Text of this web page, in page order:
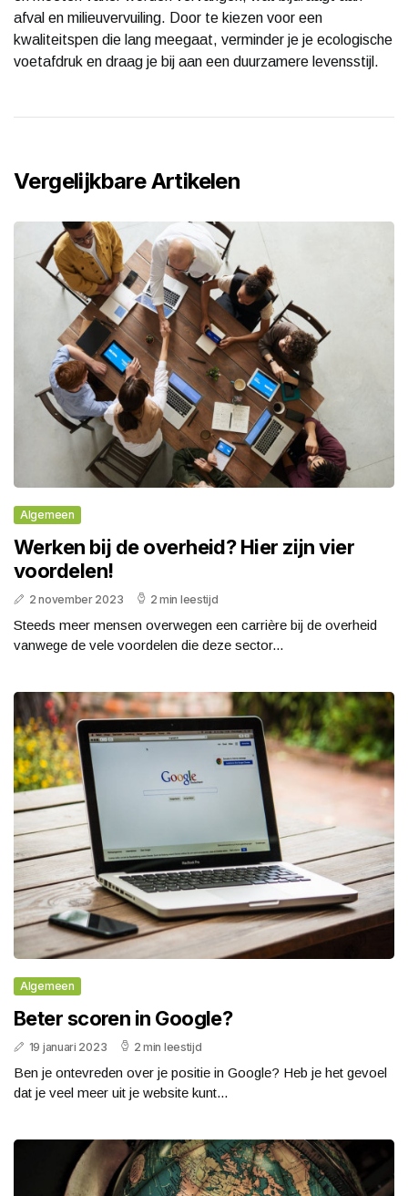
afval en milieuvervuiling. Door te kiezen voor een
kwaliteitspen die lang meegaat, verminder je je ecologische
voetafdruk en draag je bij aan een duurzamere levensstijl.
Vergelijkbare Artikelen
Algemeen
Werken bij de overheid? Hier zijn vier
voordelen!
2 november 2023 2 min leestijd
Steeds meer mensen overwegen een carrière bij de overheid
vanwege de vele voordelen die deze sector...
Algemeen
Beter scoren in Google?
19 januari 2023 2 min leestijd
Ben je ontevreden over je positie in Google? Heb je het gevoel
dat je veel meer uit je website kunt...